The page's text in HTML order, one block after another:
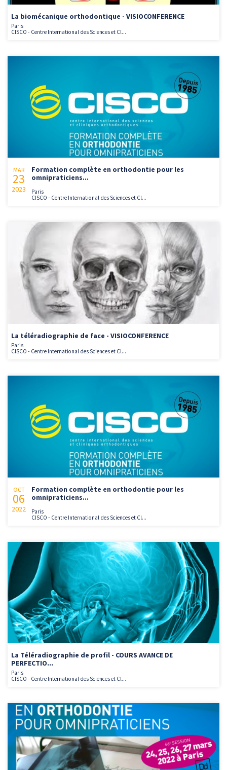
La biomécanique orthodontique - VISIOCONFERENCE
Paris
CISCO - Centre International des Sciences et Cl...
MAR
23
2023
Formation complète en orthodontie pour les
omnipraticiens...
Paris
CISCO - Centre International des Sciences et Cl...
La téléradiographie de face - VISIOCONFERENCE
Paris
CISCO - Centre International des Sciences et Cl...
OCT
06
2022
Formation complète en orthodontie pour les
omnipraticiens...
Paris
CISCO - Centre International des Sciences et Cl...
La Téléradiographie de profil - COURS AVANCE DE
PERFECTIO...
Paris
CISCO - Centre International des Sciences et Cl...